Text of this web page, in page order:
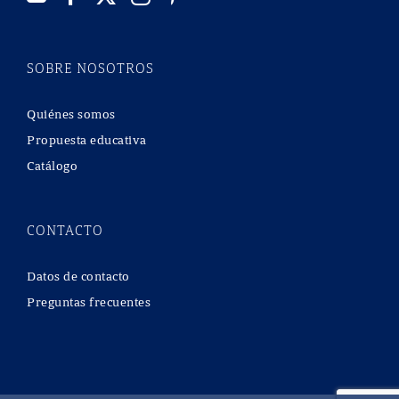
SOBRE NOSOTROS
Quiénes somos
Propuesta educativa
Catálogo
CONTACTO
Datos de contacto
Preguntas frecuentes